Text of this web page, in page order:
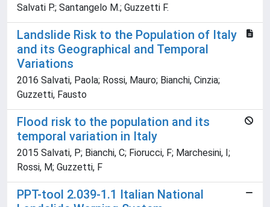
Salvati P.; Santangelo M.; Guzzetti F.
Landslide Risk to the Population of Italy
and its Geographical and Temporal
Variations
2016 Salvati, Paola; Rossi, Mauro; Bianchi, Cinzia;
Guzzetti, Fausto
Flood risk to the population and its
temporal variation in Italy
2015 Salvati, P; Bianchi, C; Fiorucci, F; Marchesini, I;
Rossi, M; Guzzetti, F
PPT-tool 2.039-1.1 Italian National